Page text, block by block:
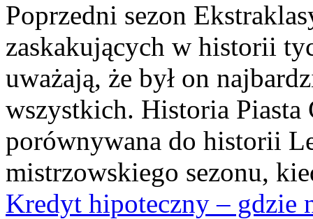
Poprzedni sezon
zaskakujących w historii
uważają, że był on
wszystkich. Historia Piasta
porównywana do historii
mistrzowskiego sezonu,
Kredyt hipoteczny – gdzie